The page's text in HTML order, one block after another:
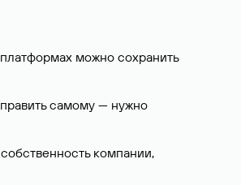
можно сохранить
самому — нужно
компании,